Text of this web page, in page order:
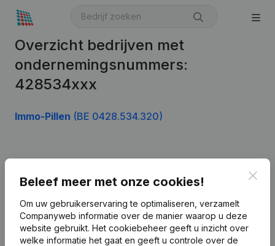
Overzicht bedrijven met
ondernemingsnummers:
428534xxx
Immo-Pillen (BE 0428.534.320)
Beleef meer met onze cookies!
Om uw gebruikerservaring te optimaliseren, verzamelt
Companyweb informatie over de manier waarop u deze
website gebruikt. Het cookiebeheer geeft u inzicht over
welke informatie het gaat en geeft u controle over de
Nederlands
Bedrijfsinformatie
Monitoring
Internationaal zoeken